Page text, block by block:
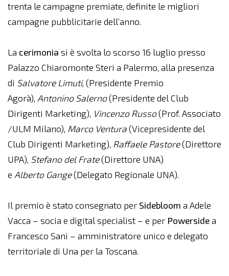
trenta le campagne premiate, definite le migliori
campagne pubblicitarie dell’anno.
La cerimonia si è svolta lo scorso 16 luglio presso
Palazzo Chiaromonte Steri a Palermo, alla presenza
di Salvatore Limuti, (Presidente Premio
Agorà), Antonino Salerno(Presidente del Club
Dirigenti Marketing), Vincenzo Russo(Prof. Associato
/ULM Milano), Marco Ventura(Vicepresidente del
Club Dirigenti Marketing), Raffaele Pastore(Direttore
UPA), Stefano del Frate(Direttore UNA)
e Alberto Gange(Delegato Regionale UNA).
Il premio è stato consegnato per Sidebloom a Adele
Vacca – socia e digital specialist – e per Powersidea
Francesco Sani – amministratore unico e delegato
territoriale di Una per la Toscana.